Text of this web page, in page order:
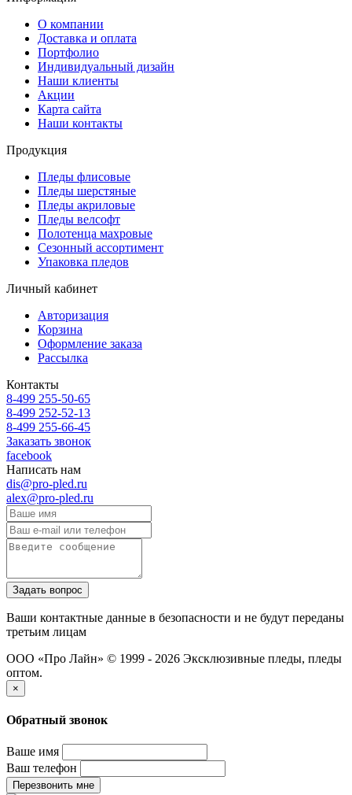
О компании
Доставка и оплата
Портфолио
Индивидуальный дизайн
Наши клиенты
Акции
Карта сайта
Наши контакты
Продукция
Пледы флисовые
Пледы шерстяные
Пледы акриловые
Пледы велсофт
Полотенца махровые
Сезонный ассортимент
Упаковка пледов
Личный кабинет
Авторизация
Корзина
Оформление заказа
Рассылка
Контакты
8-499 255-50-65
8-499 252-52-13
8-499 255-66-45
Заказать звонок
facebook
Написать нам
dis@pro-pled.ru
alex@pro-pled.ru
Ваши контактные данные в безопасности и не будут переданы
третьим лицам
ООО «Про Лайн» © 1999 - 2026 Эксклюзивные пледы, пледы
оптом.
×
Обратный звонок
Ваше имя
Ваш телефон
Перезвонить мне